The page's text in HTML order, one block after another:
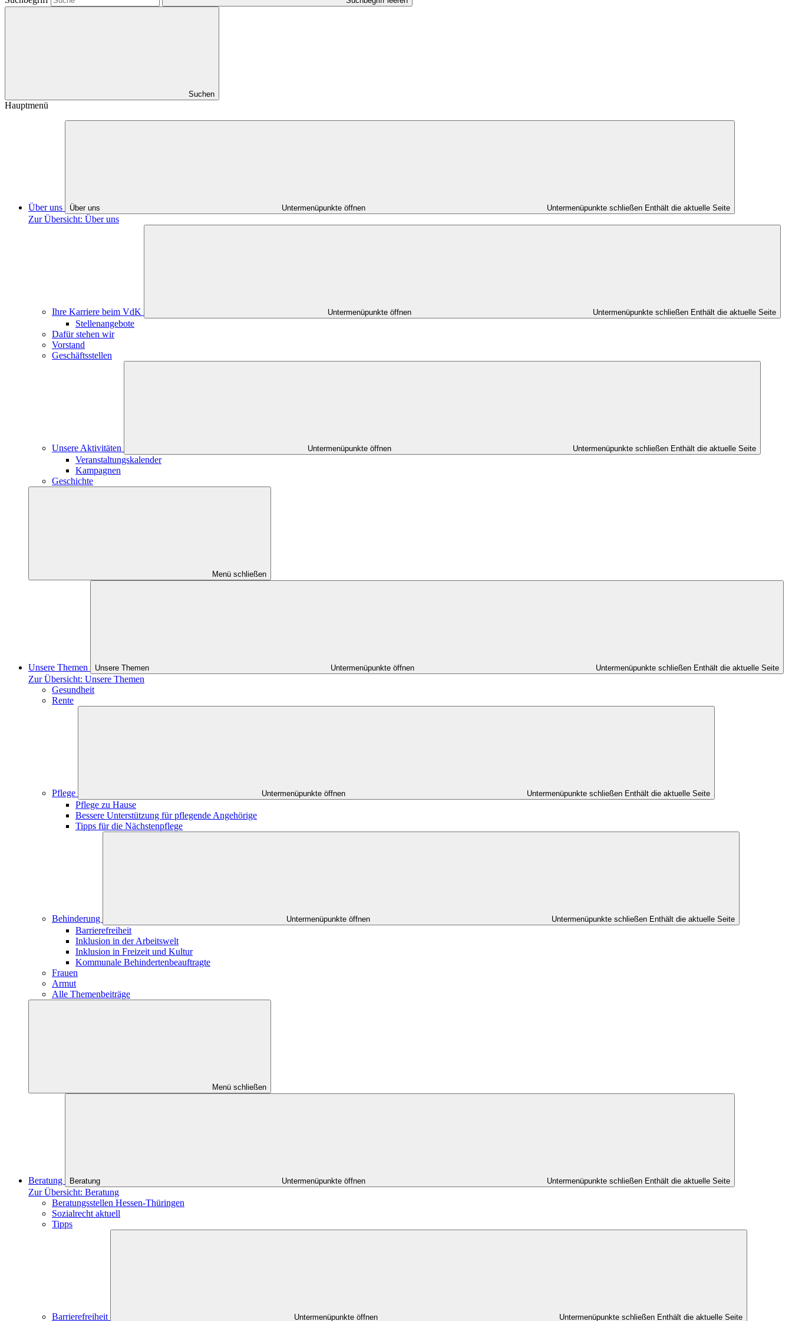
Suchen
Hauptmenü
Über uns Über uns Untermenüpunkte öffnen Untermenüpunkte schließen Enthält die aktuelle Seite
Zur Übersicht: Über uns
Ihre Karriere beim VdK Untermenüpunkte öffnen Untermenüpunkte schließen Enthält die aktuelle Seite
Stellenangebote
Dafür stehen wir
Vorstand
Geschäftsstellen
Unsere Aktivitäten Untermenüpunkte öffnen Untermenüpunkte schließen Enthält die aktuelle Seite
Veranstaltungskalender
Kampagnen
Geschichte
Menü schließen
Unsere Themen Unsere Themen Untermenüpunkte öffnen Untermenüpunkte schließen Enthält die aktuelle Seite
Zur Übersicht: Unsere Themen
Gesundheit
Rente
Pflege Untermenüpunkte öffnen Untermenüpunkte schließen Enthält die aktuelle Seite
Pflege zu Hause
Bessere Unterstützung für pflegende Angehörige
Tipps für die Nächstenpflege
Behinderung Untermenüpunkte öffnen Untermenüpunkte schließen Enthält die aktuelle Seite
Barrierefreiheit
Inklusion in der Arbeitswelt
Inklusion in Freizeit und Kultur
Kommunale Behindertenbeauftragte
Frauen
Armut
Alle Themenbeiträge
Menü schließen
Beratung Beratung Untermenüpunkte öffnen Untermenüpunkte schließen Enthält die aktuelle Seite
Zur Übersicht: Beratung
Beratungsstellen Hessen-Thüringen
Sozialrecht aktuell
Tipps
Barrierefreiheit Untermenüpunkte öffnen Untermenüpunkte schließen Enthält die aktuelle Seite